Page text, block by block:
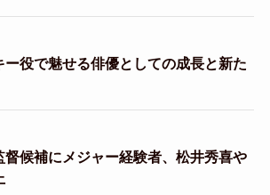
役で魅せる俳優としての成長と新た
督候補にメジャー経験者、松井秀喜や